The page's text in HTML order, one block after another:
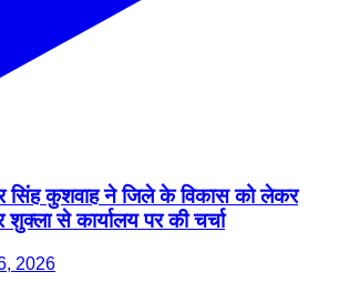
सिंह कुशवाह ने जिले के विकास को लेकर
से कार्यालय पर की चर्चा
2026